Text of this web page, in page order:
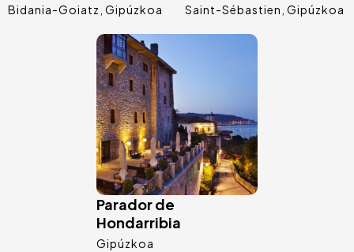
Bidania-Goiatz Gipúzkoa Saint-Sébastien Gipúzkoa
Image
Parador de
Hondarribia
Gipúzkoa